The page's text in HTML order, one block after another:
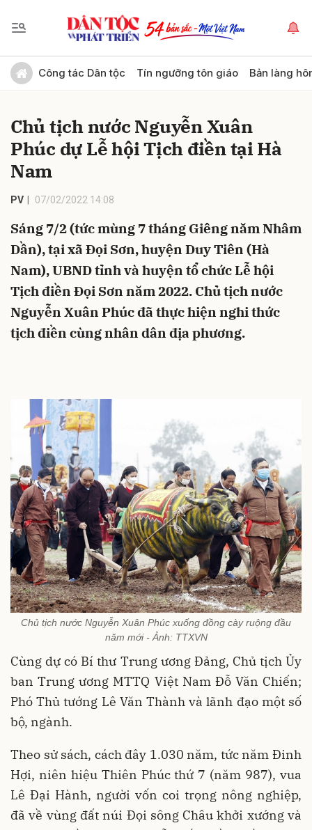
Công tác Dân tộc Tín ngưỡng tôn giáo Bản làng
Chủ tịch nước Nguyễn Xuân
Phúc dự Lễ hội Tịch điền tại Hà
Nam
PV 07/02/2022 14:08
Sáng 7/2 (tức mùng 7 tháng Giêng năm Nhâm
Dần), tại xã Đọi Sơn, huyện Duy Tiên (Hà
Nam), UBND tỉnh và huyện tổ chức Lễ hội
Tịch điền Đọi Sơn năm 2022. Chủ tịch nước
Nguyễn Xuân Phúc đã thực hiện nghi thức
tịch điền cùng nhân dân địa phương.
Chủ tịch nước Nguyễn Xuân Phúc xuống đồng cày ruộng đầu
năm mới - Ảnh: TTXVN
Cùng dự có Bí thư Trung ương Đảng, Chủ tịch Ủy
ban Trung ương MTTQ Việt Nam Đỗ Văn Chiến;
Phó Thủ tướng Lê Văn Thành và lãnh đạo một số
bộ, ngành.
Theo sử sách, cách đây 1.030 năm, tức năm Đinh
Hợi, niên hiệu Thiên Phúc thứ 7 (năm 987), vua
Lê Đại Hành, người vốn coi trọng nông nghiệp,
đã về vùng đất núi Đọi sông Châu khởi xướng và
Gửi bình luận